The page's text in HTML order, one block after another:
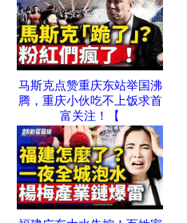
马斯克点赞重庆东站举国沸
腾，重庆小伙吃不上饭求首
富关注！【